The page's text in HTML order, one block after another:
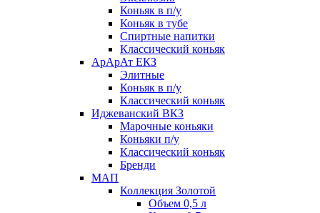
Коньяк в п/у
Коньяк в тубе
Спиртные напитки
Классический коньяк
АрАрАт ЕКЗ
Элитные
Коньяк в п/у
Классический коньяк
Иджеванский ВКЗ
Марочные коньяки
Коньяки п/у
Классический коньяк
Бренди
МАП
Коллекция Золотой
Объем 0,5 л